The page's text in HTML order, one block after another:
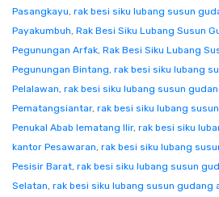
Pasangkayu, rak besi siku lubang susun
Payakumbuh, Rak Besi Siku Lubang Susun
Pegunungan Arfak, Rak Besi Siku Lubang
Pegunungan Bintang, rak besi siku lubang
Pelalawan, rak besi siku lubang susun
Pematangsiantar, rak besi siku lubang
Penukal Abab lematang Ilir, rak besi siku
kantor Pesawaran, rak besi siku lubang
Pesisir Barat, rak besi siku lubang susun
Selatan, rak besi siku lubang susun gudang